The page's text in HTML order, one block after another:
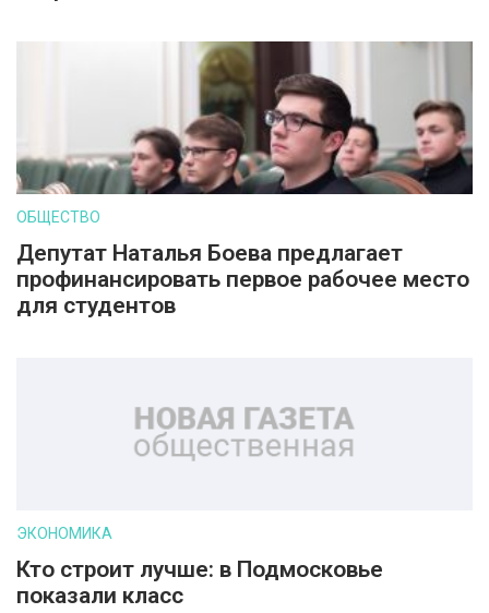
ОБЩЕСТВО
Депутат Наталья Боева предлагает
профинансировать первое рабочее место
для студентов
ЭКОНОМИКА
Кто строит лучше: в Подмосковье
показали класс